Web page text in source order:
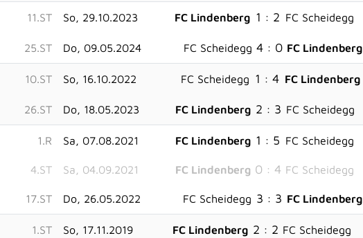
11.ST So, 29.10.2023 FC Lindenberg 1 : 2 FC Scheidegg
25.ST Do, 09.05.2024 FC Scheidegg 4 : 0 FC Lindenberg
10.ST So, 16.10.2022 FC Scheidegg 1 : 4 FC Lindenberg
26.ST Do, 18.05.2023 FC Lindenberg 2 : 3 FC Scheidegg
1.R Sa, 07.08.2021 FC Lindenberg 1 : 5 FC Scheidegg
4.ST Sa, 04.09.2021 FC Lindenberg 0 : 4 FC Scheidegg
17.ST Do, 26.05.2022 FC Scheidegg 3 : 3 FC Lindenberg
1.ST So, 17.11.2019 FC Lindenberg 2 : 2 FC Scheidegg